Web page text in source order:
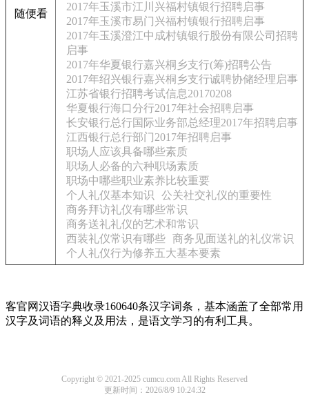
随便看
2017年玉溪市江川兴福村镇银行招聘启事
2017年玉溪市易门兴福村镇银行招聘启事
2017年玉溪澄江中成村镇银行股份有限公司招聘
启事
2017年华夏银行嘉兴桐乡支行(筹)招聘公告
2017年绍兴银行嘉兴桐乡支行诚聘协储经理启事
江苏省银行招聘考试信息20170208
华夏银行海口分行2017年社会招聘启事
长安银行总行国际业务部总经理2017年招聘启事
江西银行总行部门2017年招聘启事
职场人应该具备哪些素质
职场人必备的六种职场素质
职场中哪些职业素养比较重要
个人礼仪基本知识
公关社交礼仪的重要性
商务拜访礼仪有哪些常识
商务送礼礼仪的艺术和常识
西装礼仪常识有哪些 商务见面送礼的礼仪常识
个人礼仪行为修养五大基本要素
客官网汉语字典收录160640条汉字词条，基本涵盖了全部常用
汉字及词语的释义及用法，是语文学习的有利工具。
Copyright © 2021-2025 cumcu.com All Rights Reserved
更新时间：2026/8/9 10:24:32